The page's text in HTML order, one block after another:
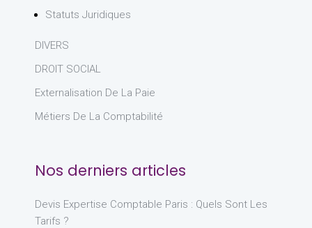
Statuts Juridiques
DIVERS
DROIT SOCIAL
Externalisation De La Paie
Métiers De La Comptabilité
Nos derniers articles
Devis Expertise Comptable Paris : Quels Sont Les
Tarifs ?